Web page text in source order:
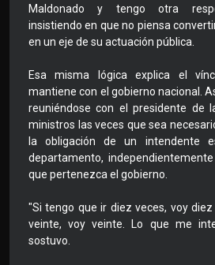
Maldonado y tengo otra
insistiendo en que no piensa
en un eje de su actuación pública.
Esa misma lógica explica el
mantiene con el gobierno nacional.
reuniéndose con el presidente de
ministros las veces que sea
la obligación de un intendente
departamento,
que pertenezca el gobierno.
"Si tengo que ir diez veces, voy
veinte, voy veinte. Lo que me
sostuvo.